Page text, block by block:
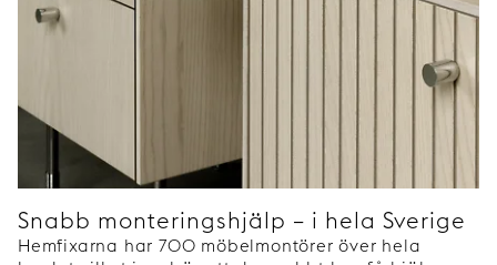
Snabb monteringshjälp – i hela Sverige
Hemfixarna har 700 möbelmontörer över hela